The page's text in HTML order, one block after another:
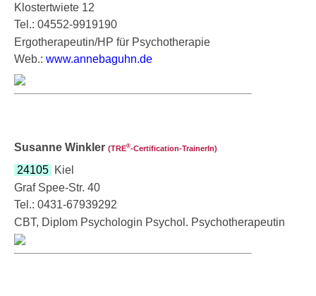
Klostertwiete 12
Tel.: 04552-9919190
Ergotherapeutin/HP für Psychotherapie
Web.: www.annebaguhn.de
Susanne Winkler (TRE®‑Certification-TrainerIn)
24105 Kiel
Graf Spee-Str. 40
Tel.: 0431-67939292
CBT, Diplom Psychologin Psychol. Psychotherapeutin